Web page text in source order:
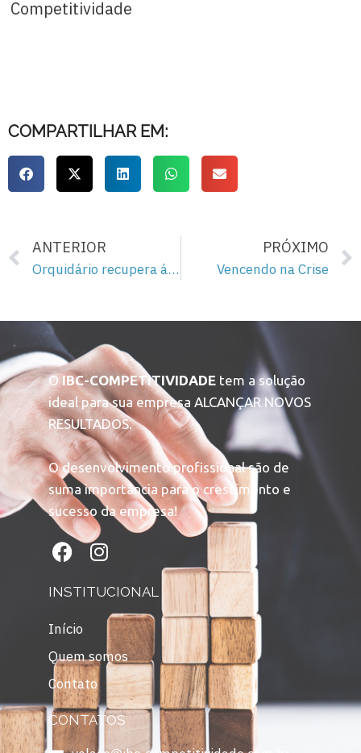
Competitividade
COMPARTILHAR EM:
ANTERIOR
Orquidário recupera área degradada
PRÓXIMO
Vencendo na Crise
O IBC-COMPETITIVIDADE tem a solução
ideal para sua empresa ALCANÇAR NOVOS
RESULTADOS.
O desenvolvimento profissional são de
suma importância para o crescimento e
sucesso da empresa!
INSTITUCIONAL
Início
Quem somos
Contato
CONTATOS